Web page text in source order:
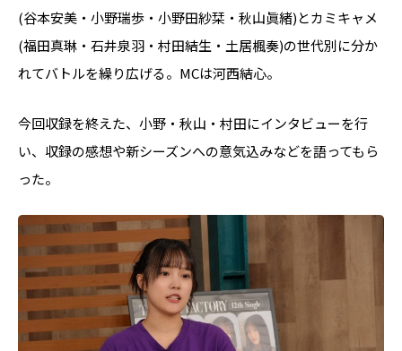
(谷本安美・小野瑞歩・小野田紗栞・秋山眞緒)とカミキャメ
(福田真琳・石井泉羽・村田結生・土居楓奏)の世代別に分か
れてバトルを繰り広げる。MCは河西結心。
今回収録を終えた、小野・秋山・村田にインタビューを行
い、収録の感想や新シーズンへの意気込みなどを語ってもら
った。